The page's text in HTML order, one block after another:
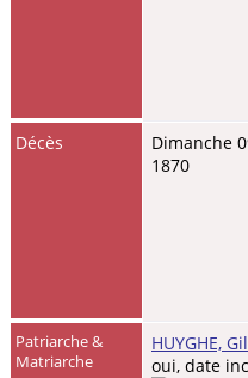
Décès
Dimanche
1870
Patriarche &
Matriarche
HUYGHE,
oui, date